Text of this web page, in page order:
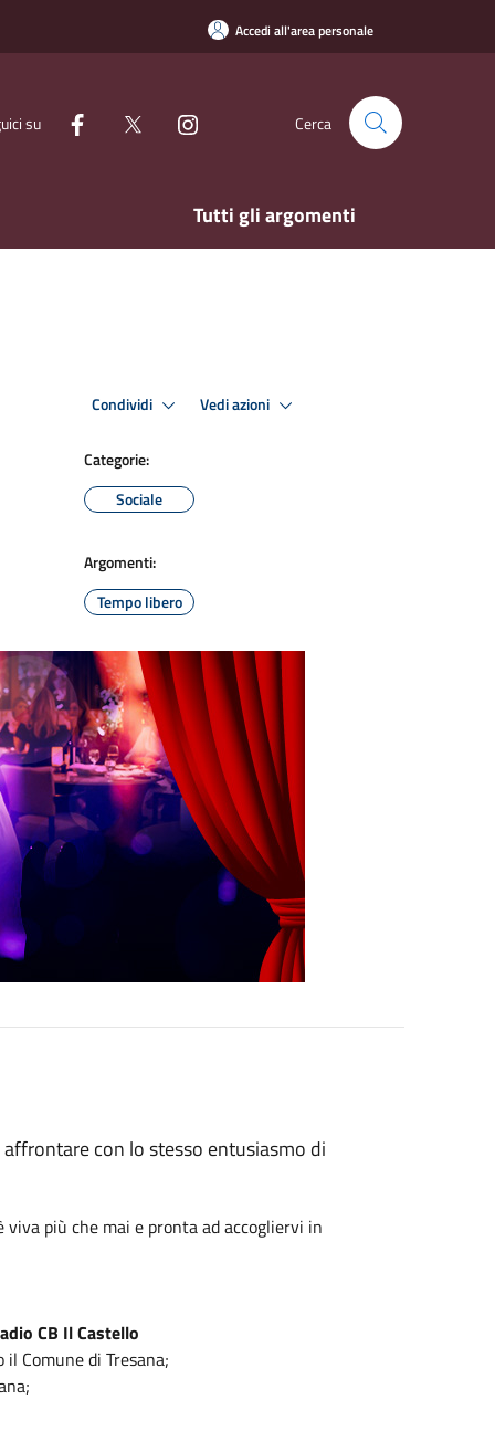
Accedi all'area personale
su Cerca
Tutti gli argomenti
Condividi Vedi azioni
Categorie:
Sociale
Argomenti:
Tempo libero
con lo stesso entusiasmo di
più che mai e pronta ad accogliervi in
CB Il Castello
Comune di Tresana;